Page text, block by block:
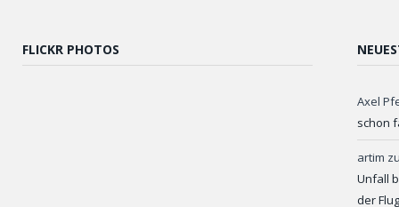
FLICKR PHOTOS
Axel
schon
artim
Unfall
der